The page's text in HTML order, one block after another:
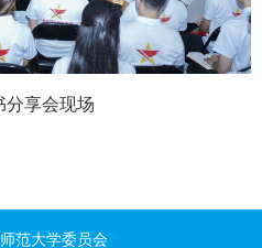
分享会现场
范大学委员会